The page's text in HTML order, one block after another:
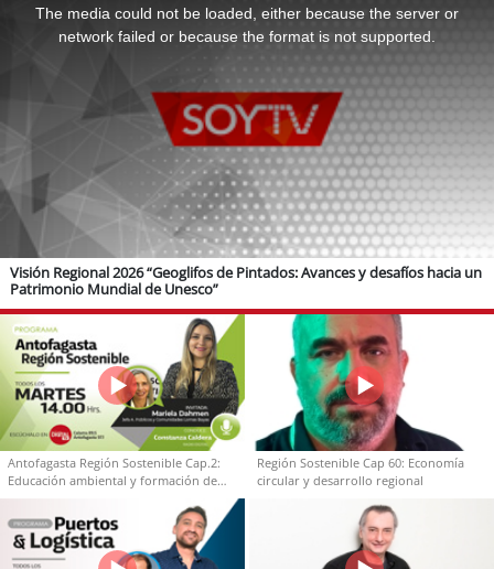
The media could not be loaded, either because the server or
network failed or because the format is not supported.
Visión Regional 2026 “Geoglifos de Pintados: Avances y desafíos hacia un
Patrimonio Mundial de Unesco”
Antofagasta Región Sostenible Cap.2:
Educación ambiental y formación de
capacidades técnicas
Región Sostenible Cap 60: Economía
circular y desarrollo regional